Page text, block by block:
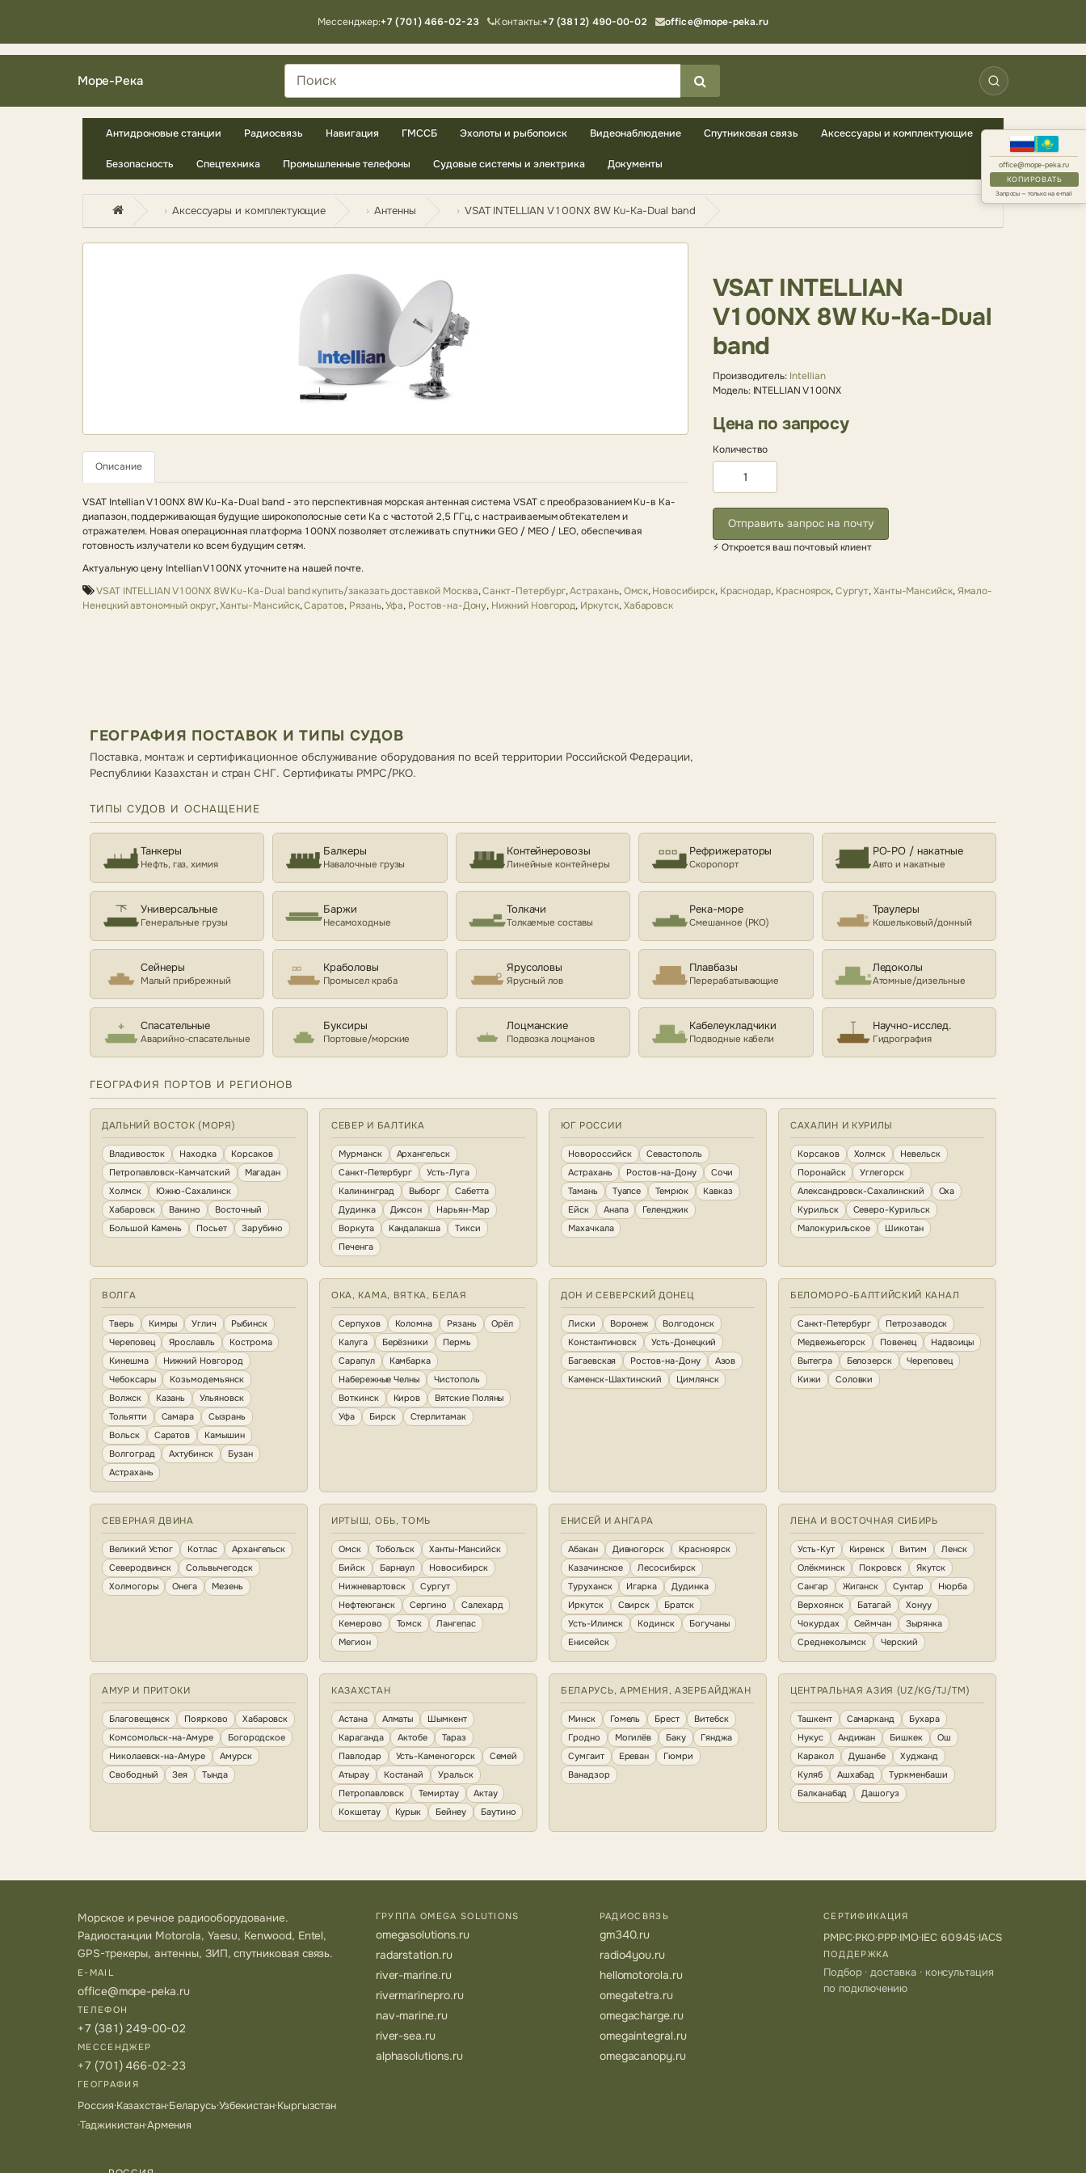
office@mope-peka.ru
КОПИРОВАТЬ
Запросы — только на e-mail
Мессенджер:+7 (701) 466-02-23 Контакты:+7 (3812) 490-00-02 office@mope-peka.ru
Море-Река
Антидроновые станции Радиосвязь Навигация ГМССБ Эхолоты и рыбопоиск Видеонаблюдение Спутниковая связь Аксессуары и комплектующие
Безопасность Спецтехника Промышленные телефоны Судовые системы и электрика Документы
Аксессуары и комплектующие Антенны VSAT INTELLIAN V100NX 8W Ku-Ka-Dual band
Описание
VSAT Intellian V100NX 8W Ku-Ka-Dual band - это перспективная морская антенная система VSAT с преобразованием Ku-в Ka-
диапазон, поддерживающая будущие широкополосные сети Ka с частотой 2,5 ГГц, с настраиваемым обтекателем и
отражателем. Новая операционная платформа 100NX позволяет отслеживать спутники GEO / MEO / LEO, обеспечивая
готовность излучатели ко всем будущим сетям.
Актуальную цену Intellian V100NX уточните на нашей почте.
VSAT INTELLIAN
V100NX 8W Ku-Ka-Dual
band
Производитель: Intellian
Модель: INTELLIAN V100NX
Цена по запросу
Количество
Отправить запрос на почту
⚡ Откроется ваш почтовый клиент
VSAT INTELLIAN V100NX 8W Ku-Ka-Dual band купить/заказать доставкой Москва,Санкт-Петербург,Астрахань,Омск,Новосибирск, Краснодар, Красноярск,Сургут,Ханты-Мансийск,Ямало-
Ненецкий автономный округ,Ханты-Мансийск,Саратов, Рязань,Уфа, Ростов-на-Дону, Нижний Новгород, Иркутск,Хабаровск
ГЕОГРАФИЯ ПОСТАВОК И ТИПЫ СУДОВ
Поставка, монтаж и сертификационное обслуживание оборудования по всей территории Российской Федерации,
Республики Казахстан и стран СНГ. Сертификаты РМРС/РКО.
ТИПЫ СУДОВ И ОСНАЩЕНИЕ
Танкеры
Нефть, газ, химия
Балкеры
Навалочные грузы
Контейнеровозы
Линейные контейнеры
Рефрижераторы
Скоропорт
РО-РО / накатные
Авто и накатные
Универсальные
Генеральные грузы
Баржи
Несамоходные
Толкачи
Толкаемые составы
Река-море
Смешанное (РКО)
Траулеры
Кошельковый/донный
Сейнеры
Малый прибрежный
Краболовы
Промысел краба
Ярусоловы
Ярусный лов
Плавбазы
Перерабатывающие
Ледоколы
Атомные/дизельные
Спасательные
Аварийно-спасательные
Буксиры
Портовые/морские
Лоцманские
Подвозка лоцманов
Кабелеукладчики
Подводные кабели
Научно-исслед.
Гидрография
ГЕОГРАФИЯ ПОРТОВ И РЕГИОНОВ
ДАЛЬНИЙ ВОСТОК (МОРЯ)
Владивосток Находка
Корсаков
Петропавловск-Камчатский
Магадан
Холмск
Южно-Сахалинск
Хабаровск
Ванино
Восточный
Большой Камень
Посьет Зарубино
СЕВЕР И БАЛТИКА
Мурманск
Архангельск
Санкт-Петербург
Усть-Луга
Калининград
Выборг
Сабетта
Дудинка
Диксон
Нарьян-Мар
Воркута
Кандалакша
Тикси
Печенга
ЮГ РОССИИ
Новороссийск
Севастополь
Астрахань
Ростов-на-Дону
Сочи
Тамань
Туапсе Темрюк
Кавказ
Ейск
Анапа
Геленджик
Махачкала
САХАЛИН И КУРИЛЫ
Корсаков Холмск
Невельск
Поронайск
Углегорск
Александровск-Сахалинский
Оха
Курильск
Северо-Курильск
Малокурильское
Шикотан
ВОЛГА
Тверь Кимры Углич
Рыбинск
Череповец
Ярославль
Кострома
Кинешма
Нижний Новгород
Чебоксары
Козьмодемьянск
Волжск
Казань
Ульяновск
Тольятти
Самара
Сызрань
Вольск
Саратов
Камышин
Волгоград
Ахтубинск
Бузан
Астрахань
ОКА, КАМА, ВЯТКА, БЕЛАЯ
Серпухов Коломна Рязань
Орёл
Калуга
Берёзники
Пермь
Сарапул
Камбарка
Набережные Челны
Чистополь
Воткинск
Киров
Вятские Поляны
Уфа
Бирск Стерлитамак
ДОН И СЕВЕРСКИЙ ДОНЕЦ
Лиски Воронеж
Волгодонск
Константиновск
Усть-Донецкий
Багаевская
Ростов-на-Дону
Азов
Каменск-Шахтинский
Цимлянск
БЕЛОМОРО-БАЛТИЙСКИЙ КАНАЛ
Санкт-Петербург
Петрозаводск
Медвежьегорск
Повенец
Надвоицы
Вытегра
Белозерск
Череповец
Кижи
Соловки
СЕВЕРНАЯ ДВИНА
Великий Устюг Котлас
Архангельск
Северодвинск
Сольвычегодск
Холмогоры
Онега Мезень
ИРТЫШ, ОБЬ, ТОМЬ
Омск Тобольск
Ханты-Мансийск
Бийск
Барнаул
Новосибирск
Нижневартовск
Сургут
Нефтеюганск
Сергино
Салехард
Кемерово
Томск
Лангепас
Мегион
ЕНИСЕЙ И АНГАРА
Абакан Дивногорск
Красноярск
Казачинское
Лесосибирск
Туруханск
Игарка
Дудинка
Иркутск
Свирск
Братск
Усть-Илимск
Кодинск
Богучаны
Енисейск
ЛЕНА И ВОСТОЧНАЯ СИБИРЬ
Усть-Кут Киренск Витим
Ленск
Олёкминск
Покровск
Якутск
Сангар
Жиганск Сунтар
Нюрба
Верхоянск
Батагай
Хонуу
Чокурдах
Сеймчан
Зырянка
Среднеколымск
Черский
АМУР И ПРИТОКИ
Благовещенск Поярково
Хабаровск
Комсомольск-на-Амуре
Богородское
Николаевск-на-Амуре
Амурск
Свободный
Зея Тында
КАЗАХСТАН
Астана Алматы
Шымкент
Караганда
Актобе
Тараз
Павлодар
Усть-Каменогорск
Семей
Атырау
Костанай
Уральск
Петропавловск
Темиртау
Актау
Кокшетау
Курык Бейнеу Баутино
БЕЛАРУСЬ, АРМЕНИЯ, АЗЕРБАЙДЖАН
Минск Гомель Брест
Витебск
Гродно
Могилёв Баку
Гянджа
Сумгаит
Ереван
Гюмри
Ванадзор
ЦЕНТРАЛЬНАЯ АЗИЯ (UZ/KG/TJ/TM)
Ташкент Самарканд
Бухара
Нукус
Андижан Бишкек
Ош
Каракол
Душанбе
Худжанд
Куляб
Ашхабад
Туркменбаши
Балканабад
Дашогуз
Морское и речное радиооборудование.
Радиостанции Motorola, Yaesu, Kenwood, Entel,
GPS-трекеры, антенны, ЗИП, спутниковая связь.
E-MAIL
office@mope-peka.ru
ТЕЛЕФОН
+7 (381) 249-00-02
МЕССЕНДЖЕР
+7 (701) 466-02-23
ГЕОГРАФИЯ
Россия·Казахстан·Беларусь·Узбекистан·Кыргызстан
·Таджикистан·Армения
ГРУППА OMEGA SOLUTIONS
omegasolutions.ru
radarstation.ru
river-marine.ru
rivermarinepro.ru
nav-marine.ru
river-sea.ru
alphasolutions.ru
РАДИОСВЯЗЬ
gm340.ru
radio4you.ru
hellomotorola.ru
omegatetra.ru
omegacharge.ru
omegaintegral.ru
omegacanopy.ru
СЕРТИФИКАЦИЯ
РМРС·РКО·РРР·IMO·IEC 60945·IACS
ПОДДЕРЖКА
Подбор · доставка · консультация
по подключению